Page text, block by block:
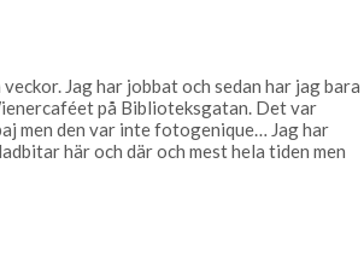
Jag har jobbat och sedan har jag bara
på Biblioteksgatan. Det var
men den var inte fotogenique… Jag har
här och där och mest hela tiden men